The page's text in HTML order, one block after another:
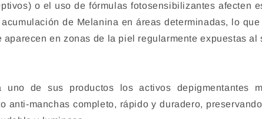
o el uso de fórmulas fotosensibilizantes afecten
de Melanina en áreas determinadas, lo que
aparecen en zonas de la piel regularmente expuestas al
uno de sus productos los activos depigmentantes
anti-manchas completo, rápido y duradero,